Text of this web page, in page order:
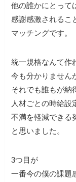
他の誰かにとって
感謝感激されるこ
マッチングです。
統一規格なんて作
今も分かりません
それでも誰もが納
人材ごとの時給設
不満を軽減できる
と思いました。
3つ目が
一番今の僕の課題